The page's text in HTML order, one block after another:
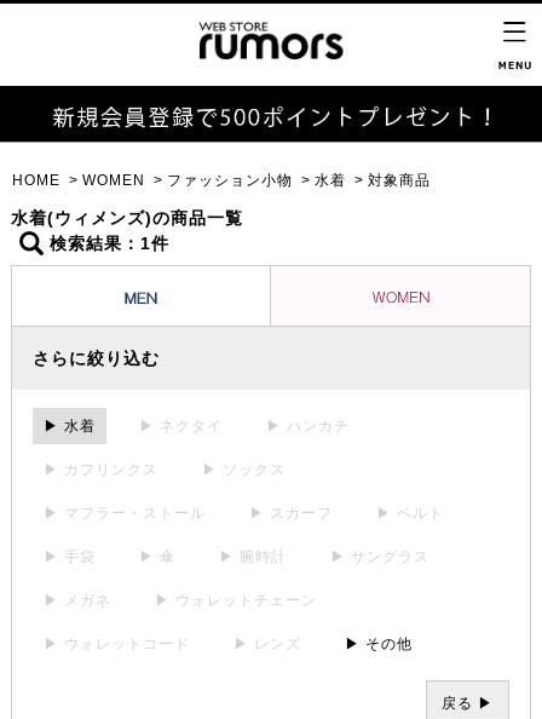
HOME WOMEN ファッション小物 水着 対象商品
水着(ウィメンズ)の商品一覧
検索結果：1件
さらに絞り込む
▶ 水着 ▶ ネクタイ ▶ ハンカチ
▶ カフリンクス ▶ ソックス
▶ マフラー・ストール ▶ スカーフ ▶ ベルト
▶ 手袋 ▶ 傘 ▶ 腕時計 ▶ サングラス
▶ メガネ ▶ ウォレットチェーン
▶ ウォレットコード ▶ レンズ ▶ その他
戻る ▶